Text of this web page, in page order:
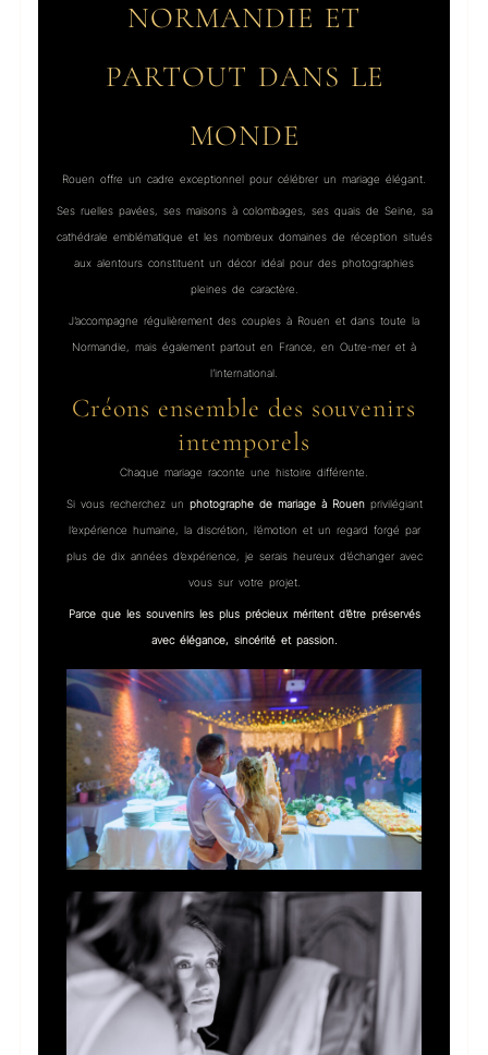
NORMANDIE ET
PARTOUT DANS LE
MONDE
Rouen offre un cadre exceptionnel pour célébrer un mariage élégant.
Ses ruelles pavées, ses maisons à colombages, ses quais de Seine, sa
cathédrale emblématique et les nombreux domaines de réception situés
aux alentours constituent un décor idéal pour des photographies
pleines de caractère.
J’accompagne régulièrement des couples à Rouen et dans toute la
Normandie, mais également partout en France, en Outre-mer et à
l’international.
Créons ensemble des souvenirs
intemporels
Chaque mariage raconte une histoire différente.
Si vous recherchez un photographe de mariage à Rouenprivilégiant
l’expérience humaine, la discrétion, l’émotion et un regard forgé par
plus de dix années d’expérience, je serais heureux d’échanger avec
vous sur votre projet.
Parce que les souvenirs les plus précieux méritent d’être préservés
avec élégance, sincérité et passion.